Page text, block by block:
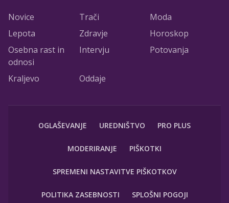
Novice Trači
Moda
Lepota
Zdravje
Horoskop
Osebna rast in
odnosi
Intervju Potovanja
Kraljevo Oddaje
OGLAŠEVANJE UREDNIŠTVO PRO PLUS
MODERIRANJE PIŠKOTKI
SPREMENI NASTAVITVE PIŠKOTKOV
POLITIKA ZASEBNOSTI SPLOŠNI POGOJI